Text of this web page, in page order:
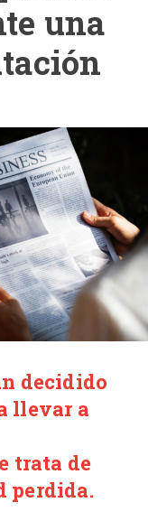
una
decidido
llevar a
trata de
perdida.